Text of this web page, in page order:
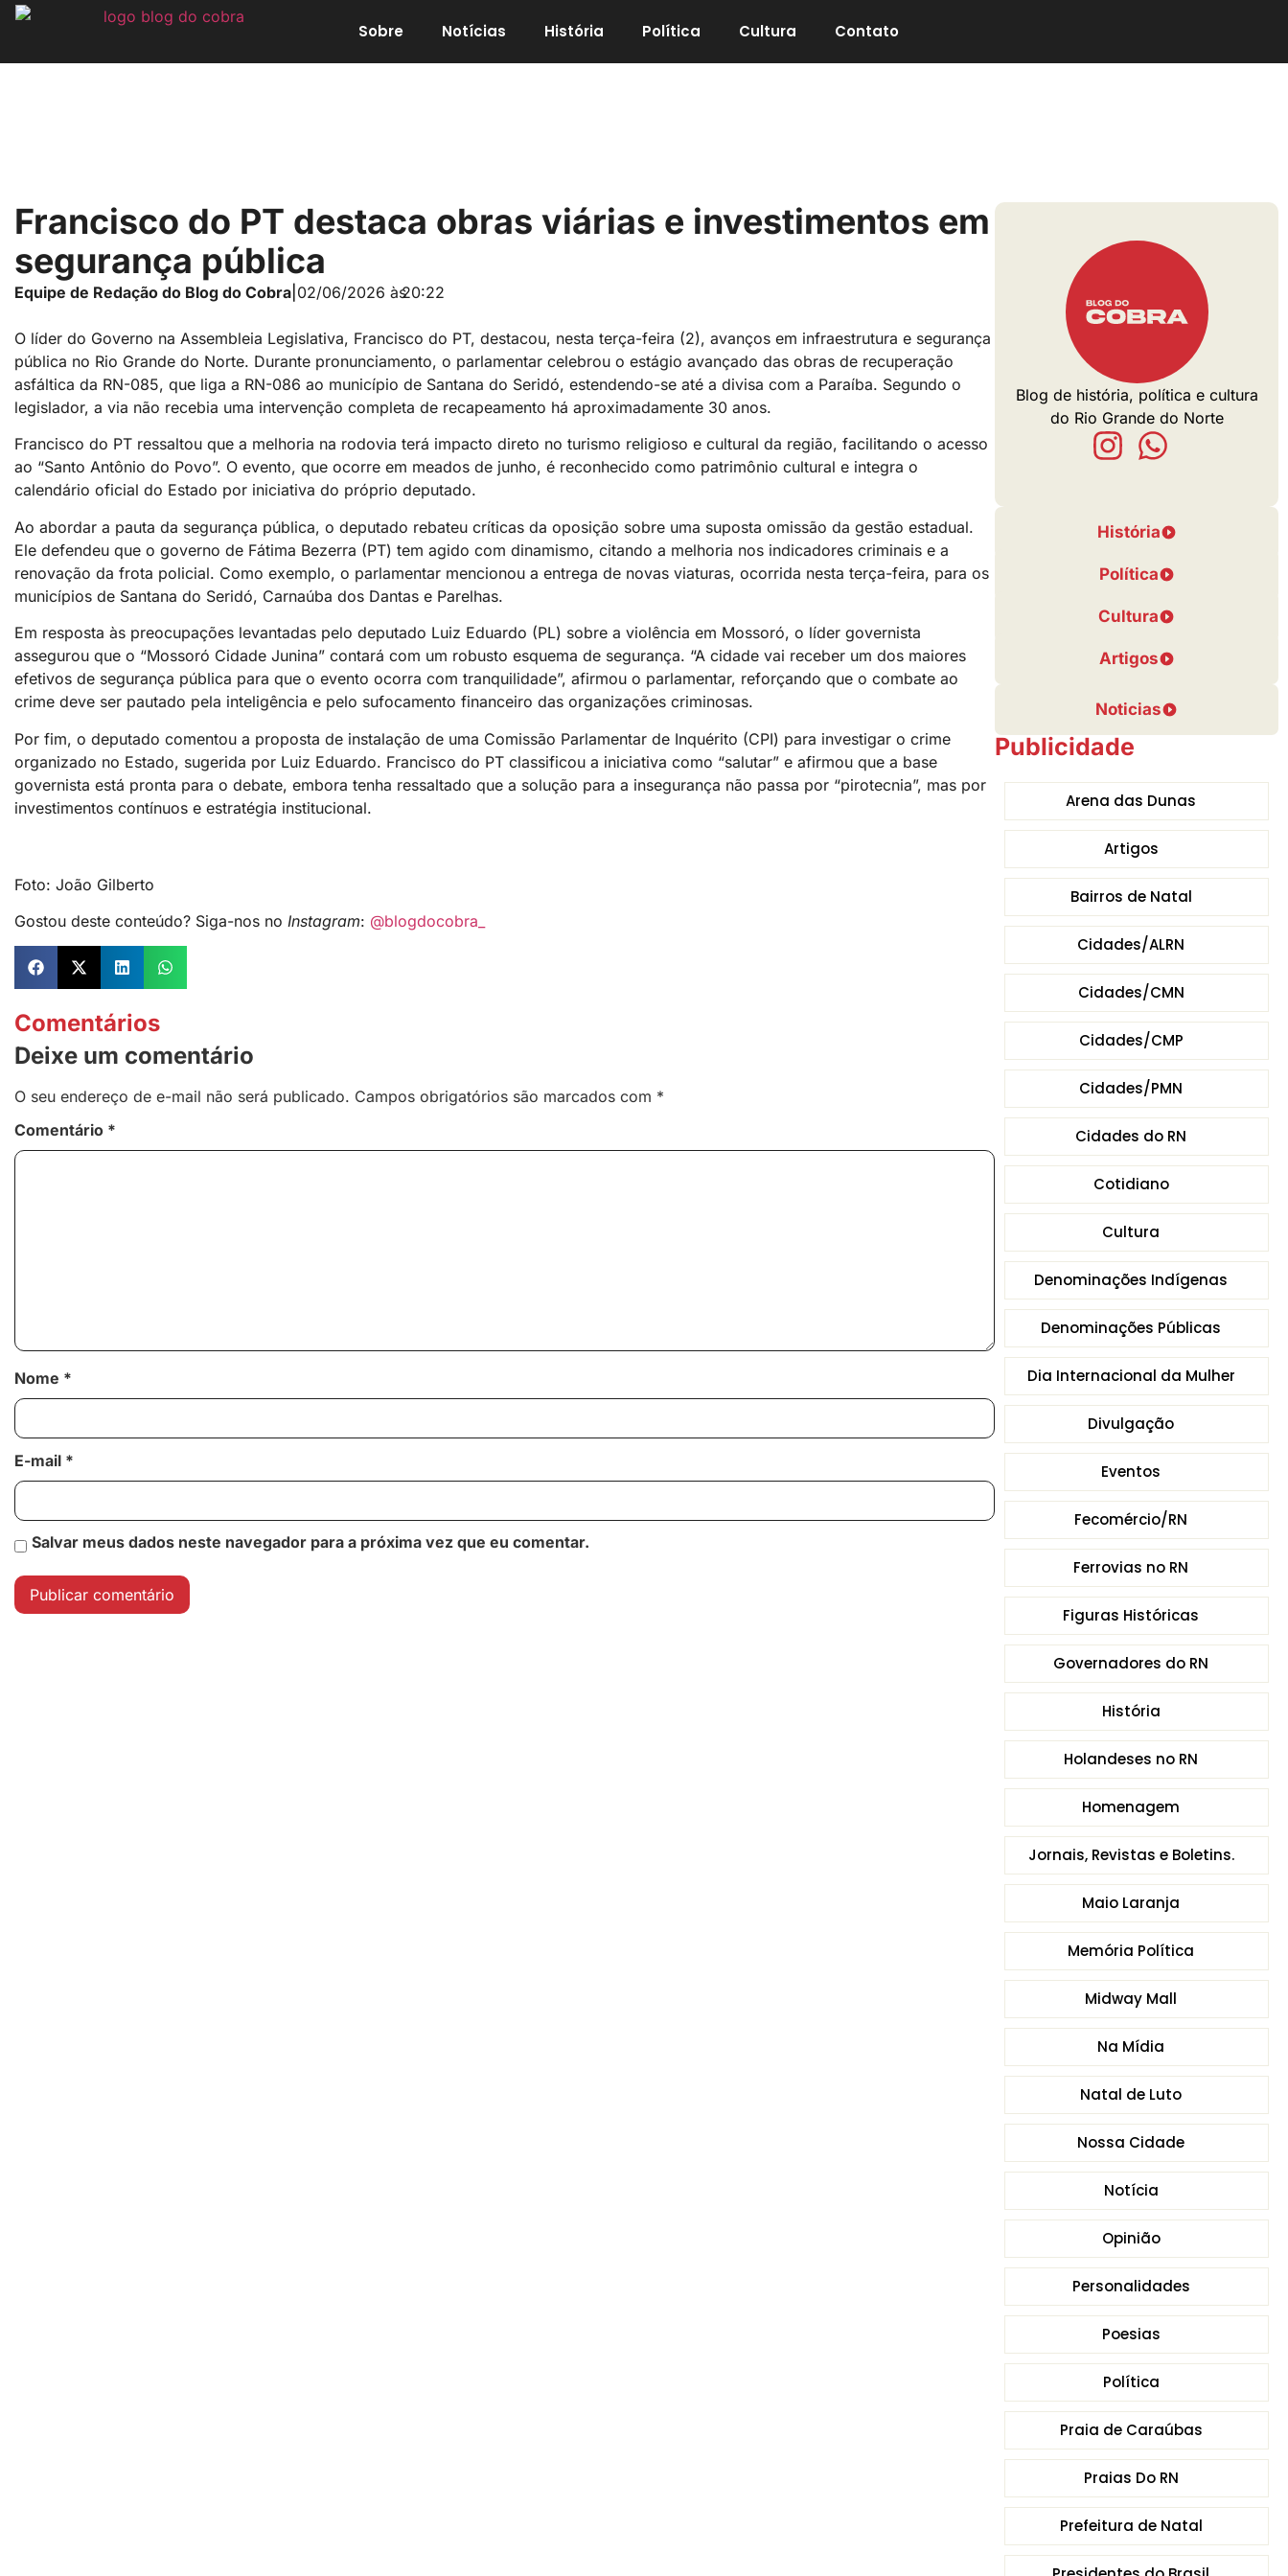
Sobre Notícias História Política Cultura Contato
Blog de história, política e cultura
do Rio Grande do Norte
História
Política
Cultura
Artigos
Noticias
Publicidade
Arena das Dunas
Artigos
Bairros de Natal
Cidades/ALRN
Cidades/CMN
Cidades/CMP
Cidades/PMN
Cidades do RN
Cotidiano
Cultura
Denominações Indígenas
Denominações Públicas
Dia Internacional da Mulher
Divulgação
Eventos
Fecomércio/RN
Ferrovias no RN
Figuras Históricas
Governadores do RN
História
Holandeses no RN
Homenagem
Jornais, Revistas e Boletins.
Maio Laranja
Memória Política
Midway Mall
Na Mídia
Natal de Luto
Nossa Cidade
Notícia
Opinião
Personalidades
Poesias
Política
Praia de Caraúbas
Praias Do RN
Prefeitura de Natal
Francisco do PT destaca obras viárias e investimentos em
segurança pública
Equipe de Redação do Blog do Cobra 02/06/2026 às20:22
O líder do Governo na Assembleia Legislativa, Francisco do PT, destacou, nesta terça-feira (2), avanços em infraestrutura e segurança
pública no Rio Grande do Norte. Durante pronunciamento, o parlamentar celebrou o estágio avançado das obras de recuperação
asfáltica da RN-085, que liga a RN-086 ao município de Santana do Seridó, estendendo-se até a divisa com a Paraíba. Segundo o
legislador, a via não recebia uma intervenção completa de recapeamento há aproximadamente 30 anos.
Francisco do PT ressaltou que a melhoria na rodovia terá impacto direto no turismo religioso e cultural da região, facilitando o acesso
ao “Santo Antônio do Povo”. O evento, que ocorre em meados de junho, é reconhecido como patrimônio cultural e integra o
calendário oficial do Estado por iniciativa do próprio deputado.
Ao abordar a pauta da segurança pública, o deputado rebateu críticas da oposição sobre uma suposta omissão da gestão estadual.
Ele defendeu que o governo de Fátima Bezerra (PT) tem agido com dinamismo, citando a melhoria nos indicadores criminais e a
renovação da frota policial. Como exemplo, o parlamentar mencionou a entrega de novas viaturas, ocorrida nesta terça-feira, para os
municípios de Santana do Seridó, Carnaúba dos Dantas e Parelhas.
Em resposta às preocupações levantadas pelo deputado Luiz Eduardo (PL) sobre a violência em Mossoró, o líder governista
assegurou que o “Mossoró Cidade Junina” contará com um robusto esquema de segurança. “A cidade vai receber um dos maiores
efetivos de segurança pública para que o evento ocorra com tranquilidade”, afirmou o parlamentar, reforçando que o combate ao
crime deve ser pautado pela inteligência e pelo sufocamento financeiro das organizações criminosas.
Por fim, o deputado comentou a proposta de instalação de uma Comissão Parlamentar de Inquérito (CPI) para investigar o crime
organizado no Estado, sugerida por Luiz Eduardo. Francisco do PT classificou a iniciativa como “salutar” e afirmou que a base
governista está pronta para o debate, embora tenha ressaltado que a solução para a insegurança não passa por “pirotecnia”, mas por
investimentos contínuos e estratégia institucional.
Foto: João Gilberto
Gostou deste conteúdo? Siga-nos no Instagram: @blogdocobra_
Comentários
Deixe um comentário
O seu endereço de e-mail não será publicado. Campos obrigatórios são marcados com *
Comentário *
Nome *
E-mail *
Salvar meus dados neste navegador para a próxima vez que eu comentar.